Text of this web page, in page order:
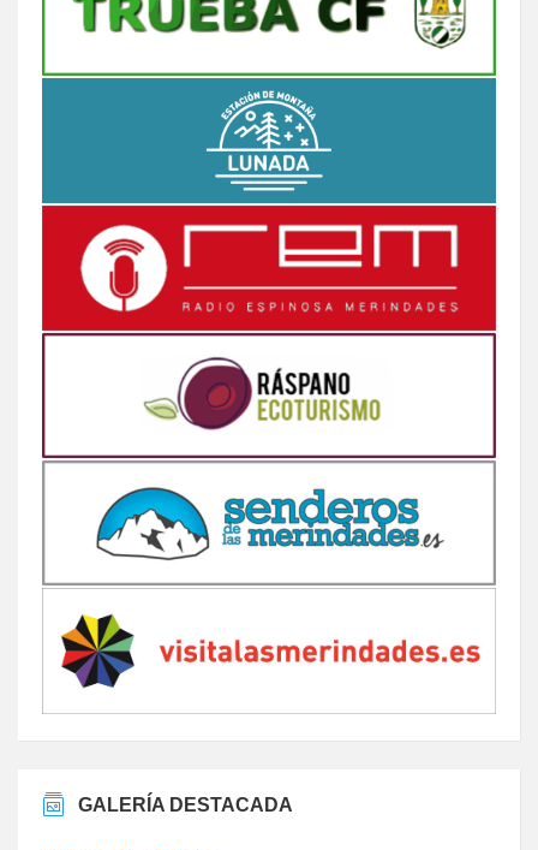
GALERÍA DESTACADA